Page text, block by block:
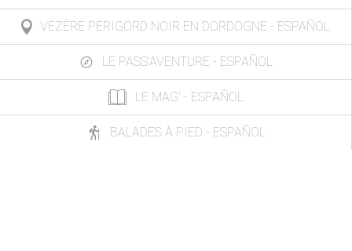
VÉZÈRE PÉRIGORD NOIR EN DORDOGNE - ESPAÑOL
LE PASS'AVENTURE - ESPAÑOL
LE MAG' - ESPAÑOL
BALADES À PIED - ESPAÑOL